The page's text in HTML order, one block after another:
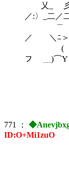
乂_
／:〉_二／
¨¨ ⌒
／ ＼ﾆ＞
( ノ
フ ＿)⌒Y⌒
771 ：
ID:O+Mi1zuO
￣